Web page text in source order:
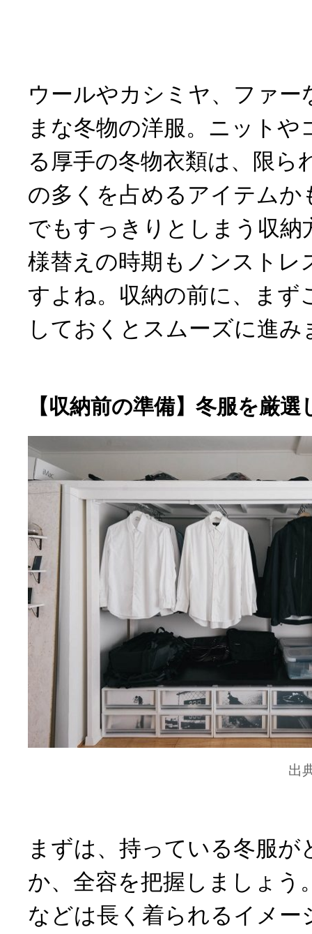
ウールやカシミヤ、ファー
まな冬物の洋服。ニットや
る厚手の冬物衣類は、限ら
の多くを占めるアイテムか
でもすっきりとしまう収納
様替えの時期もノンストレ
すよね。収納の前に、まず
しておくとスムーズに進み
【収納前の準備】冬服を厳選
出
まずは、持っている冬服
か、全容を把握しましょう
などは長く着られるイメー